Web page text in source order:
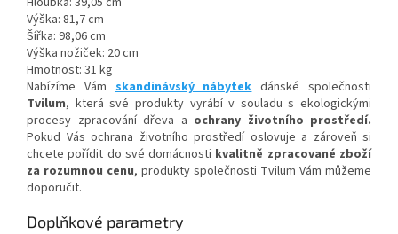
Výška: 81,7 cm
Šířka: 98,06 cm
Výška nožiček: 20 cm
Hmotnost: 31 kg
Nabízíme Vám skandinávský nábytek dánské společnosti
Tvilum, která své produkty vyrábí v souladu s ekologickými
procesy zpracování dřeva a ochrany životního prostředí.
Pokud Vás ochrana životního prostředí oslovuje a zároveň si
chcete pořídit do své domácnosti kvalitně zpracované zboží
za rozumnou cenu, produkty společnosti Tvilum Vám můžeme
doporučit.
Doplňkové parametry